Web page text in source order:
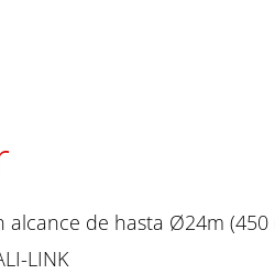
de hasta Ø24m (450
LINK